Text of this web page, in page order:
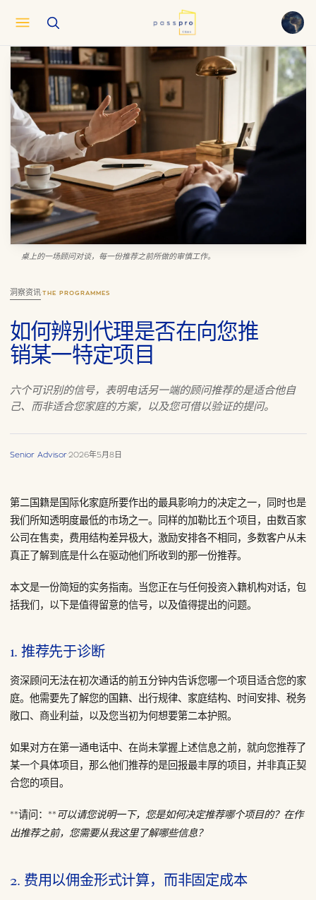
AR العربية
Français
Русский
ZH 中文
TR
洞察资讯·THE PROGRAMMES
如何辨别代理是否在向您推
销某一特定项目
六个可识别的信号，表明电话另一端的顾问推荐的是适合他自
己、而非适合您家庭的方案，以及您可借以验证的提问。
Senior Advisor·2026年5月8日
桌上的一场顾问对谈，每一份推荐之前所做的审慎工作。
第二国籍是国际化家庭所要作出的最具影响力的决定之一，同时也是
我们所知透明度最低的市场之一。同样的加勒比五个项目，由数百家
公司在售卖，费用结构差异极大，激励安排各不相同，多数客户从未
真正了解到底是什么在驱动他们所收到的那一份推荐。
本文是一份简短的实务指南。当您正在与任何投资入籍机构对话，包
括我们，以下是值得留意的信号，以及值得提出的问题。
1. 推荐先于诊断
资深顾问无法在初次通话的前五分钟内告诉您哪一个项目适合您的家
庭。他需要先了解您的国籍、出行规律、家庭结构、时间安排、税务
敞口、商业利益，以及您当初为何想要第二本护照。
如果对方在第一通电话中、在尚未掌握上述信息之前，就向您推荐了
某一个具体项目，那么他们推荐的是回报最丰厚的项目，并非真正契
合您的项目。
**请问：** 可以请您说明一下，您是如何决定推荐哪个项目的？在作
出推荐之前，您需要从我这里了解哪些信息？
2. 费用以佣金形式计算，而非固定成本